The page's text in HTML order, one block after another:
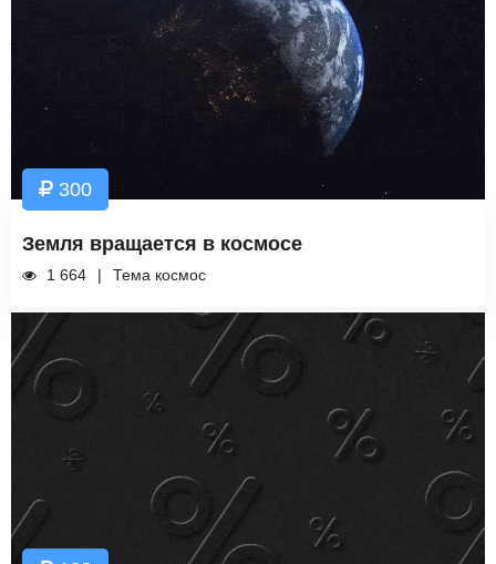
300
Земля вращается в космосе
1 664 Тема космос